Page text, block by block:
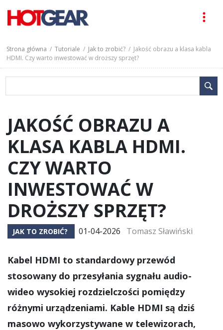
Strona główna /Tutoriale / Jak to zrobić? / Jakość obrazu a klasa kabla
HDMI. Czy warto inwestować w droższy sprzęt?
JAKOŚĆ OBRAZU A
KLASA KABLA HDMI.
CZY WARTO
INWESTOWAĆ W
DROŻSZY SPRZĘT?
JAK TO ZROBIĆ? 01-04-2026 Tomasz Sławiński
Kabel HDMI to standardowy przewód
stosowany do przesyłania sygnału audio-
wideo wysokiej rozdzielczości pomiędzy
różnymi urządzeniami. Kable HDMI są dziś
masowo wykorzystywane w telewizorach,